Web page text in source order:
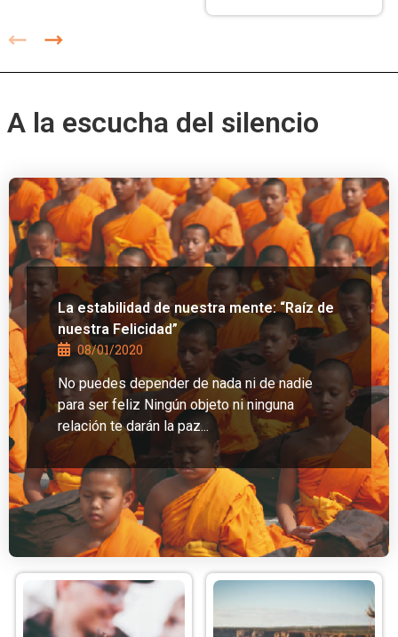
A la escucha del silencio
La estabilidad de nuestra mente: “Raíz de
nuestra Felicidad”
08/01/2020
No puedes depender de nada ni de nadie
para ser feliz Ningún objeto ni ninguna
relación te darán la paz...